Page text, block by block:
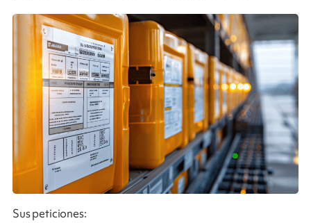
Sus peticiones: